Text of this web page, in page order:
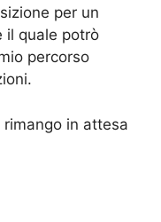
per un
il quale potrò
percorso
rimango in attesa